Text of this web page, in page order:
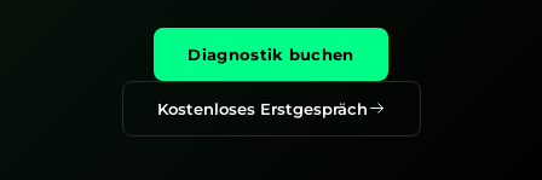
Diagnostik buchen
Kostenloses Erstgespräch